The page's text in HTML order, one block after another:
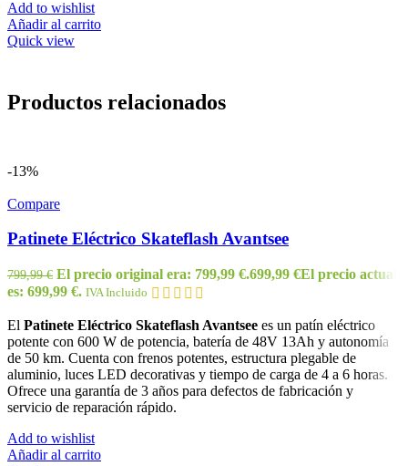
Add to wishlist
Añadir al carrito
Quick view
Productos relacionados
-13%
Compare
Patinete Eléctrico Skateflash Avantsee
799,99€ El precio original era: 799,99 €.699,99 €El precio actual
es: 699,99 €. IVA Incluido
El Patinete Eléctrico Skateflash Avantsee es un patín eléctrico
potente con 600 W de potencia, batería de 48V 13Ah y autonomía
de 50 km. Cuenta con frenos potentes, estructura plegable de
aluminio, luces LED decorativas y tiempo de carga de 4 a 6 horas.
Ofrece una garantía de 3 años para defectos de fabricación y
servicio de reparación rápido.
Add to wishlist
Añadir al carrito